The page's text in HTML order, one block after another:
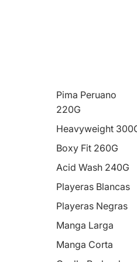
Pima Peruano
220G
Heavyweight
Boxy Fit 260G
Acid Wash 240G
Playeras Blancas
Playeras Negras
Manga Larga
Manga Corta